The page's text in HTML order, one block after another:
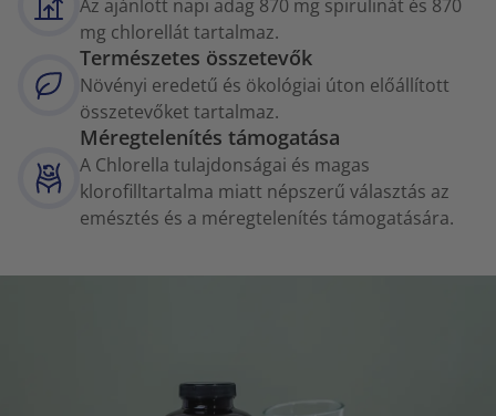
Az ajánlott napi adag 870 mg spirulinát és 870
mg chlorellát tartalmaz.
Természetes összetevők
Növényi eredetű és ökológiai úton előállított
összetevőket tartalmaz.
Méregtelenítés támogatása
A Chlorella tulajdonságai és magas
klorofilltartalma miatt népszerű választás az
emésztés és a méregtelenítés támogatására.